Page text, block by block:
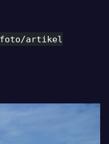
foto/artikel